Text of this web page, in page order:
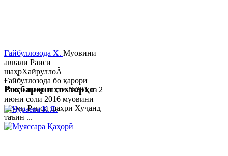
Ғайбуллозода Х. Муовини
аввали Раиси
шаҳрХайруллоÂ
Ғайбуллозода бо қарори
Раиси шаҳр таҳти №281 аз 2
июни соли 2016 муовини
якуми Раиси шаҳри Хуҷанд
таъин ...
Роҳбарони сохторҳо